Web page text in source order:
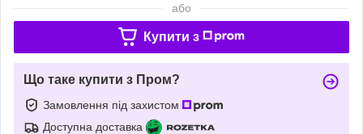
або
Купити з
Що таке купити з Пром?
Замовлення під захистом
Доступна доставка